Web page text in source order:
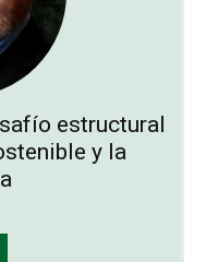
estructural
y la